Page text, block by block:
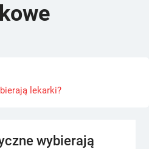
lekarki?
wybierają